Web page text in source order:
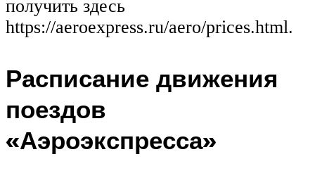
получить здесь
https://aeroexpress.ru/aero/prices.html.
Расписание движения
поездов
«Аэроэкспресса»